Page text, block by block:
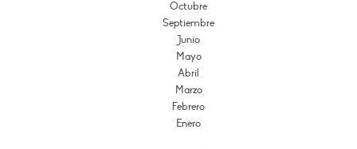
Octubre
Septiembre
Junio
Mayo
Abril
Marzo
Febrero
Enero